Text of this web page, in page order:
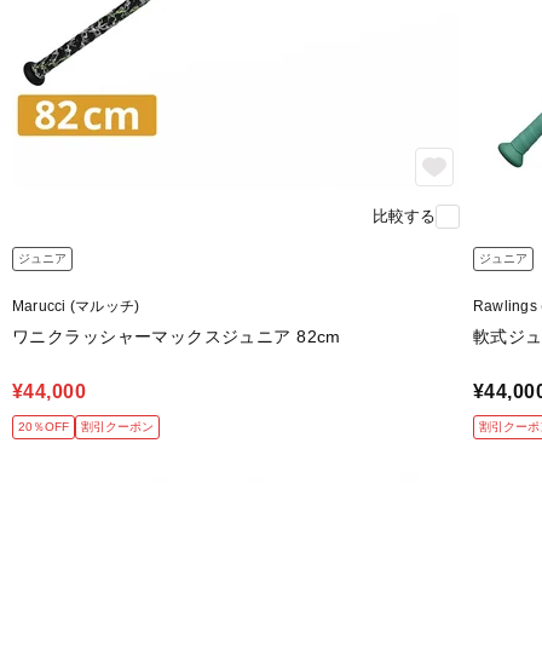
比較する
ジュニア
Marucci (マルッチ)
ワニクラッシャーマックスジュニア 82cm
¥44,000
20％OFF 割引クーポン
ジュニア
Rawlings
軟式ジ
割引クーポ